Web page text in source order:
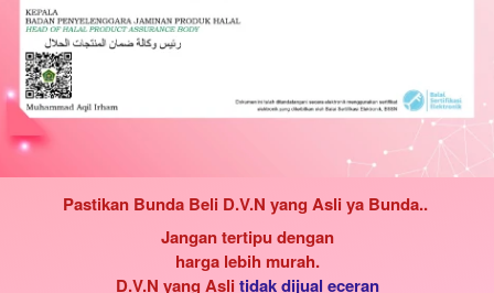
Pastikan Bunda Beli D.V.N yang Asli ya Bunda..
Jangan tertipu dengan
harga lebih murah.
D.V.N yang Asli tidak dijual eceran